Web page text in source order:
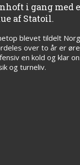
i gang
af Statoil.
blevet tildelt
over to år er
en kold og klar
og turneliv.